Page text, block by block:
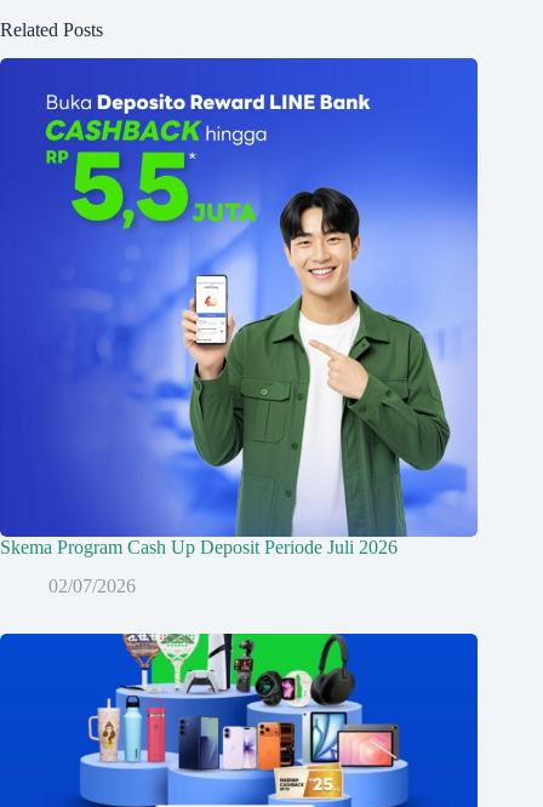
Related Posts
Skema Program Cash Up Deposit Periode Juli 2026
02/07/2026